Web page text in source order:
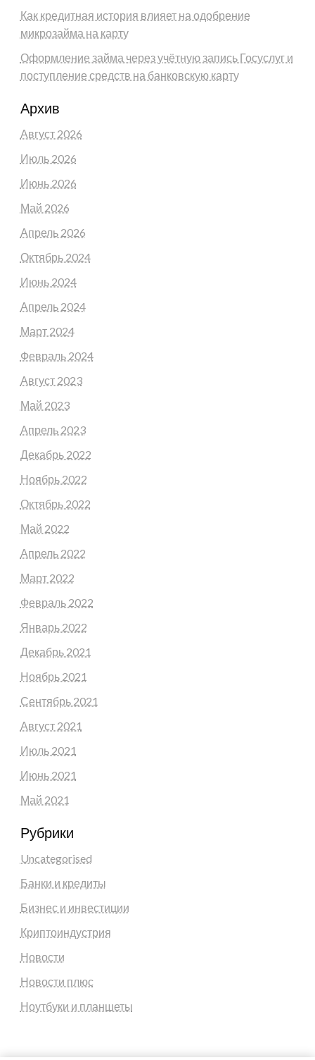
Как кредитная история влияет на одобрение
микрозайма на карту
Оформление займа через учётную запись Госуслуг и
поступление средств на банковскую карту
Архив
Август 2026
Июль 2026
Июнь 2026
Май 2026
Апрель 2026
Октябрь 2024
Июнь 2024
Апрель 2024
Март 2024
Февраль 2024
Август 2023
Май 2023
Апрель 2023
Декабрь 2022
Ноябрь 2022
Октябрь 2022
Май 2022
Апрель 2022
Март 2022
Февраль 2022
Январь 2022
Декабрь 2021
Ноябрь 2021
Сентябрь 2021
Август 2021
Июль 2021
Июнь 2021
Май 2021
Рубрики
Uncategorised
Банки и кредиты
Бизнес и инвестиции
Криптоиндустрия
Новости
Новости плюс
Ноутбуки и планшеты